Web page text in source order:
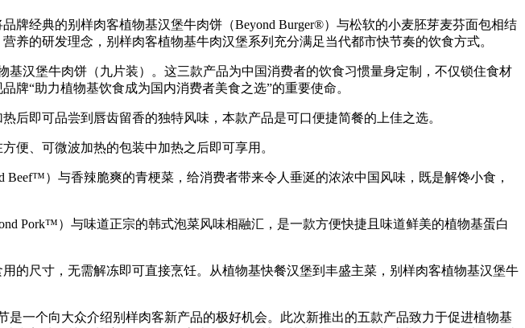
经典的别样肉客植物基汉堡牛肉饼（Beyond Burger®）与松软的小麦胚芽麦芬面包相结
的研发理念，别样肉客植物基牛肉汉堡系列充分满足当代都市快节奏的饮食方式。
汉堡牛肉饼（九片装）。这三款产品为中国消费者的饮食习惯量身定制，不仅锁住食材
“助力植物基饮食成为国内消费者美食之选”的重要使命。
即可品尝到唇齿留香的独特风味，本款产品是可口便捷简餐的上佳之选。
、可微波加热的包装中加热之后即可享用。
）与香辣脆爽的青梗菜，给消费者带来令人垂涎的浓浓中国风味，既是解馋小食，
Pork™）与味道正宗的韩式泡菜风味相融汇，是一款方便快捷且味道鲜美的植物基蛋白
尺寸，无需解冻即可直接烹饪。从植物基快餐汉堡到丰盛主菜，别样肉客植物基汉堡牛
一个向大众介绍别样肉客新产品的极好机会。此次新推出的五款产品致力于促进植物基